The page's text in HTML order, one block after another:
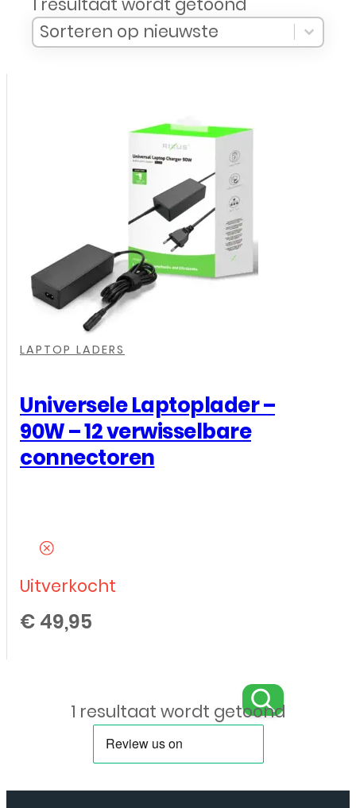
Sort Products
Sort content
Sorteren op nieuwste
Sort content
LAPTOP LADERS
Universele Laptoplader –
90W – 12 verwisselbare
connectoren
Uitverkocht
€ 49,95
1 resultaat wordt getoond